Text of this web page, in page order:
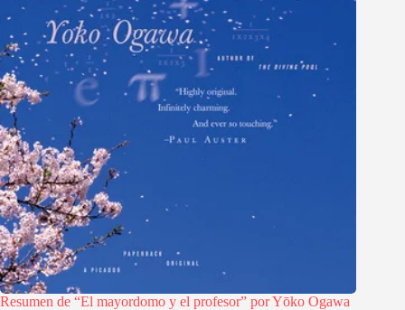
Resumen de “El mayordomo y el profesor” por Yōko Ogawa